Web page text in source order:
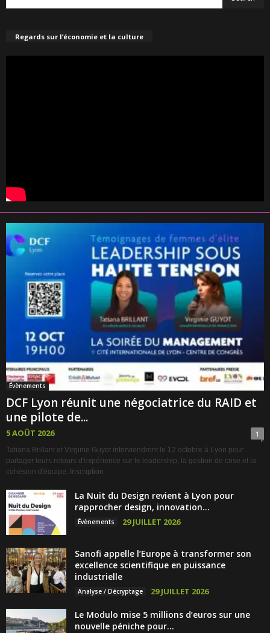
Regards sur l’économie et la culture
Évènements
DCF Lyon réunit une négociatrice du RAID et
une pilote de...
5 AOÛT 2026 1
Tatiana Brillant et Virginie Guyot interviendront le 12 octobre à Lyon pour
partager leurs retours d'expérience sur le leadership, la gestion de crise et la
cohésion d'équipe. Inscription
La Nuit du Design revient à Lyon pour
rapprocher design, innovation...
Évènements 29 JUILLET 2026
Sanofi appelle l’Europe à transformer son
excellence scientifique en puissance
industrielle
Analyse / Décryptage 29 JUILLET 2026
Le Modulo mise 5 millions d’euros sur une
nouvelle péniche pour...